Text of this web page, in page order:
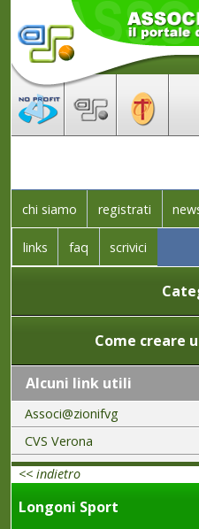
chi siamo registrati
links faq scrivici
Come creare
Alcuni link utili
Associ@zionifvg
CVS Verona
<< indietro
Longoni Sport